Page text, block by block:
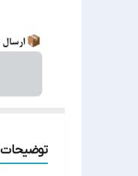
توضیحات